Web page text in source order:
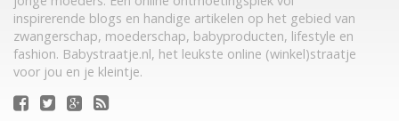
inspirerende blogs en handige artikelen op het gebied van
zwangerschap, moederschap, babyproducten, lifestyle en
fashion. Babystraatje.nl, het leukste online (winkel)straatje
voor jou en je kleintje.